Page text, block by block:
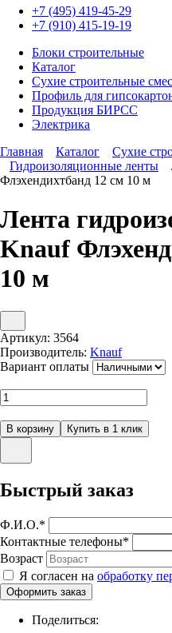
+7 (495) 419-45-29
+7 (910) 415-19-19
Блоки строительные
Каталог
Сухие строительные
Профиль для
Продукция БИРСС
Электрика
Главная
Каталог Сухие
Гидроизоляционные ленты
Флэхендихтбанд 12 см 10 м
Лента
Knauf
10 м
Артикул: 3564
Производитель: Knauf
Вариант оплаты
Быстрый заказ
Ф.И.О.*
Контактные телефоны*
Возраст
Я согласен на обработку
Поделиться: